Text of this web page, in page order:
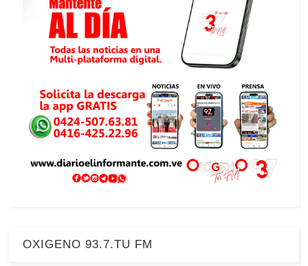
OXIGENO 93.7.TU FM